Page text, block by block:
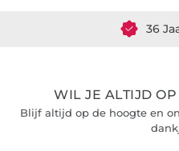
36
WIL JE ALTIJD
Blijf altijd op de hoogte en